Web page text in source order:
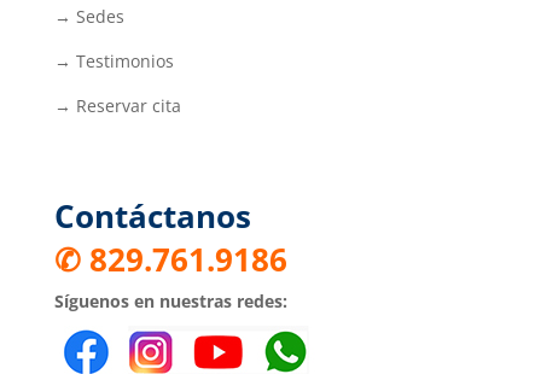
→ Sedes
→ Testimonios
→ Reservar cita
Contáctanos
✆ 829.761.9186
Síguenos en nuestras redes: